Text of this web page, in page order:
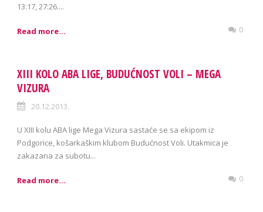
13:17, 27:26....
Read more... 0
XIII KOLO ABA LIGE, BUDUĆNOST VOLI – MEGA
VIZURA
20.12.2013.
U XIII kolu ABA lige Mega Vizura sastaće se sa ekipom iz
Podgorice, košarkaškim klubom Budućnost Voli. Utakmica je
zakazana za subotu...
Read more... 0